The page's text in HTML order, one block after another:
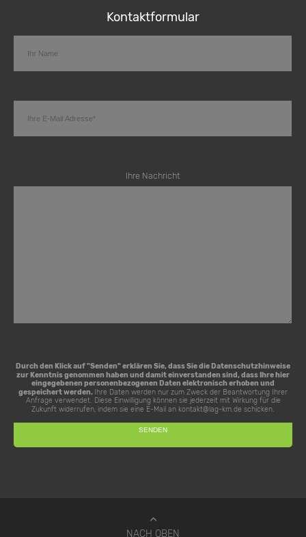
Kontaktformular
Ihre Nachricht
Durch den Klick auf "Senden" erklären Sie, dass Sie die Datenschutzhinweise
zur Kenntnis genommen haben und damit einverstanden sind, dass Ihre hier
eingegebenen personenbezogenen Daten elektronisch erhoben und
gespeichert werden. Ihre Daten werden nur zum Zweck der Beantwortung Ihrer
Anfrage verwendet. Diese Einwilligung können sie jederzeit mit Wirkung für die
Zukunft widerrufen, indem sie eine E-Mail an kontakt@lag-km.de schicken.
NACH OBEN